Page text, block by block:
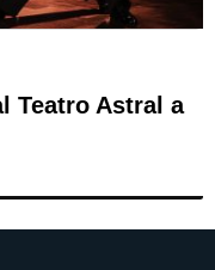
Teatro Astral a